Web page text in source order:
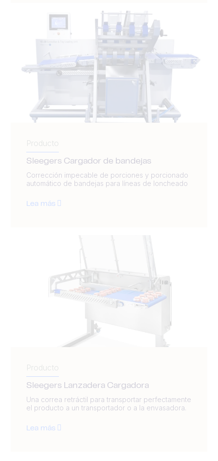
Producto
Sleegers Cargador de bandejas
Corrección impecable de porciones y porcionado
automático de bandejas para líneas de loncheado
Lea más
Producto
Sleegers Lanzadera Cargadora
Una correa retráctil para transportar perfectamente
el producto a un transportador o a la envasadora.
Lea más